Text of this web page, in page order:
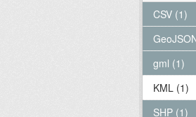
CSV (1)
gml (1)
KML (1)
SHP (1)